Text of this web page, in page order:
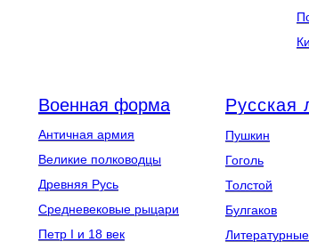
Античная армия
Великие полководцы
Древняя Русь
Средневековые рыцари
Петр I и 18 век
Военная форма Русская
Пушкин
Гоголь
Толстой
Булгаков